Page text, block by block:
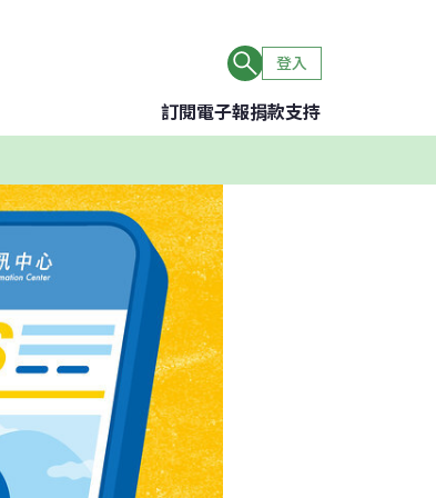
登入
訂閱電子報捐款支持